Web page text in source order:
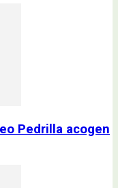
Pedrilla acogen